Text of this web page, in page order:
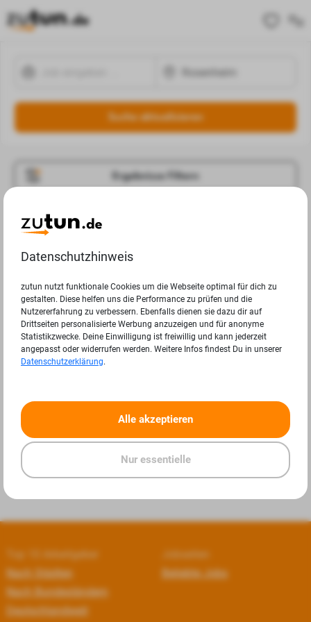
Suche aktualisieren
Ergebnisse Filtern
Jobangebote
Ergebnisse.
« »
Top 10 Arbeitgeber
Nach Städten
Nach Bundesländern
Deutschlandweit
Jobseiten
Beliebte Jobs
Datenschutzhinweis
zutun nutzt funktionale Cookies um die Webseite optimal für dich zu
gestalten. Diese helfen uns die Performance zu prüfen und die
Nutzererfahrung zu verbessern. Ebenfalls dienen sie dazu dir auf
Drittseiten personalisierte Werbung anzuzeigen und für anonyme
Statistikzwecke. Deine Einwilligung ist freiwillig und kann jederzeit
angepasst oder widerrufen werden. Weitere Infos findest Du in unserer
Datenschutzerklärung.
Alle akzeptieren
Nur essentielle